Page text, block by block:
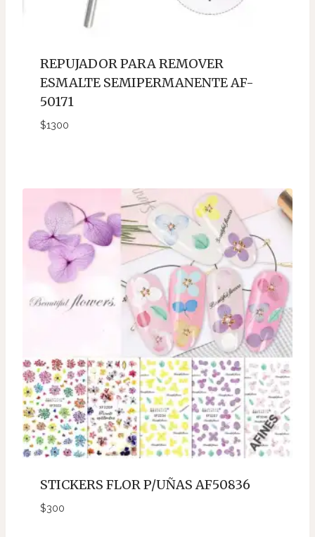
REPUJADOR PARA REMOVER
ESMALTE SEMIPERMANENTE AF-
50171
$1300
STICKERS FLOR P/UÑAS AF50836
$300